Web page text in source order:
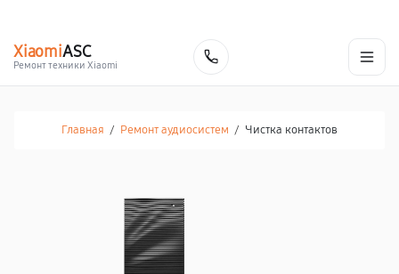
XiaomiASC
Ремонт техники Xiaomi
Главная / Ремонт аудиосистем / Чистка контактов